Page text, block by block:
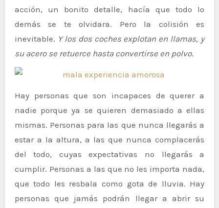
acción, un bonito detalle, hacía que todo lo
demás se te olvidara. Pero la colisión es
inevitable. Y los dos coches explotan en llamas, y
su acero se retuerce hasta convertirse en polvo.
Hay personas que son incapaces de querer a
nadie porque ya se quieren demasiado a ellas
mismas. Personas para las que nunca llegarás a
estar a la altura, a las que nunca complacerás
del todo, cuyas expectativas no llegarás a
cumplir. Personas a las que no les importa nada,
que todo les resbala como gota de lluvia. Hay
personas que jamás podrán llegar a abrir su